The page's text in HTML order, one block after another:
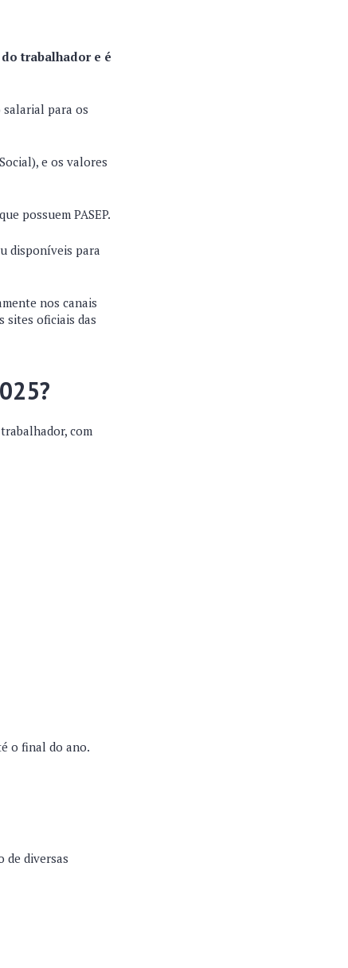
trabalhador e é
salarial para os
e os valores
possuem PASEP.
disponíveis para
nos canais
sites oficiais das
com
o final do ano.
de diversas